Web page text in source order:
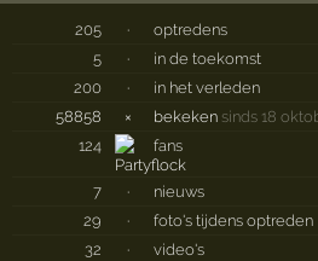
205 ·
optredens
5
·
in de toekomst
200
·
in het verleden
58858
× bekeken sinds 18
124
fans
7 ·
nieuws
29
·
foto's tijdens optreden
32
·
video's